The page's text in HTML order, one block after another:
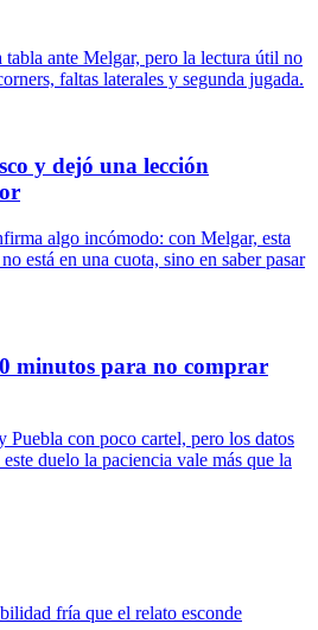
ante Melgar, pero la lectura útil no
faltas laterales y segunda jugada.
y dejó una lección
algo incómodo: con Melgar, esta
está en una cuota, sino en saber pasar
minutos para no comprar
Puebla con poco cartel, pero los datos
duelo la paciencia vale más que la
fría que el relato esconde